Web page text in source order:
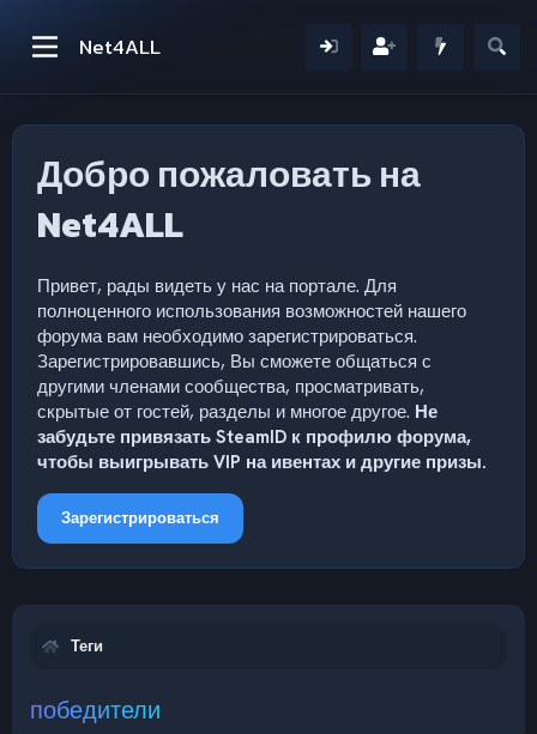
Net4ALL
Добро пожаловать на
Net4ALL
Привет, рады видеть у нас на портале. Для
полноценного использования возможностей нашего
форума вам необходимо зарегистрироваться.
Зарегистрировавшись, Вы сможете общаться с
другими членами сообщества, просматривать,
скрытые от гостей, разделы и многое другое. Не
забудьте привязать SteamID к профилю форума,
чтобы выигрывать VIP на ивентах и другие призы.
Зарегистрироваться
Теги
победители